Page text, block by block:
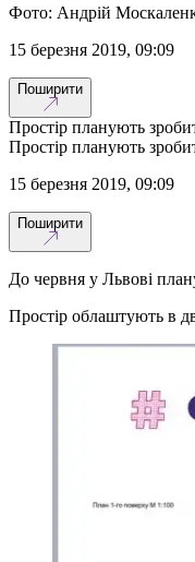
Фото: Андрій
15 березня 2019, 09:09
Поширити
Простір планують
Простір планують
15 березня 2019, 09:09
Поширити
До червня у Львові
Простір облаштують в